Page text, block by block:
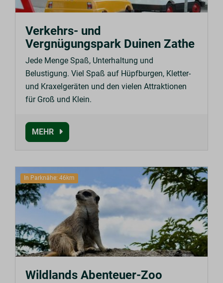
Verkehrs- und
Vergnügungspark Duinen Zathe
Jede Menge Spaß, Unterhaltung und
Belustigung. Viel Spaß auf Hüpfburgen, Kletter-
und Kraxelgeräten und den vielen Attraktionen
für Groß und Klein.
MEHR
In Parknähe: 46km
Wildlands Abenteuer-Zoo